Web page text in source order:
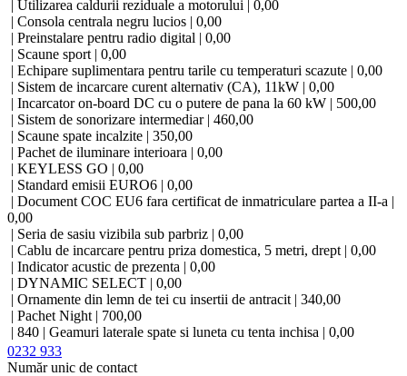
| Utilizarea caldurii reziduale a motorului | 0,00
| Consola centrala negru lucios | 0,00
| Preinstalare pentru radio digital | 0,00
| Scaune sport | 0,00
| Echipare suplimentara pentru tarile cu temperaturi scazute | 0,00
| Sistem de incarcare curent alternativ (CA), 11kW | 0,00
| Incarcator on-board DC cu o putere de pana la 60 kW | 500,00
| Sistem de sonorizare intermediar | 460,00
| Scaune spate incalzite | 350,00
| Pachet de iluminare interioara | 0,00
| KEYLESS GO | 0,00
| Standard emisii EURO6 | 0,00
| Document COC EU6 fara certificat de inmatriculare partea a II-a |
0,00
| Seria de sasiu vizibila sub parbriz | 0,00
| Cablu de incarcare pentru priza domestica, 5 metri, drept | 0,00
| Indicator acustic de prezenta | 0,00
| DYNAMIC SELECT | 0,00
| Ornamente din lemn de tei cu insertii de antracit | 340,00
| Pachet Night | 700,00
| 840 | Geamuri laterale spate si luneta cu tenta inchisa | 0,00
| Linie AMG Premium | 5 490,00
| 513 | Asistent pentru afisarea semnelor de circulatie | 0,00
0232 933
Număr unic de contact